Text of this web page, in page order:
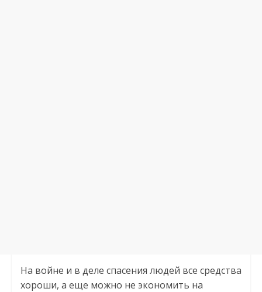
На войне и в деле спасения людей все средства
хороши, а еще можно не экономить на